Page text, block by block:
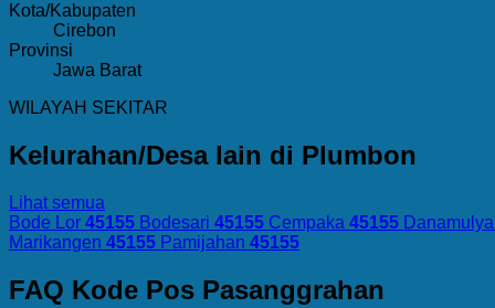
Kota/Kabupaten
Cirebon
Provinsi
Jawa Barat
WILAYAH SEKITAR
Kelurahan/Desa lain di Plumbon
Lihat semua
Bode Lor 45155 Bodesari 45155 Cempaka 45155 Danamulya
Marikangen 45155 Pamijahan 45155
FAQ Kode Pos Pasanggrahan